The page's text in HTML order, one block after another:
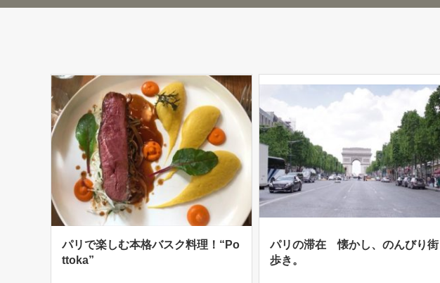
パリで楽しむ本格バスク料理！“Po
ttoka”
パリの滞在 懐かし、のんびり街
歩き。